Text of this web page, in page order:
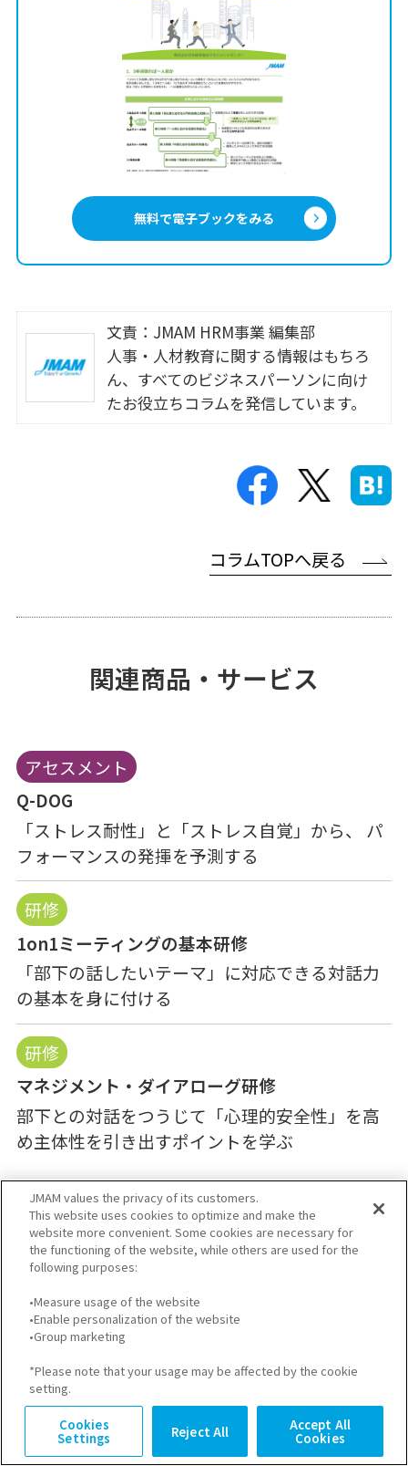
無料で電子ブックをみる
文責：JMAM HRM事業 編集部
人事・人材教育に関する情報はもちろ
ん、すべてのビジネスパーソンに向け
たお役立ちコラムを発信しています。
コラムTOPへ戻る
関連商品・サービス
Q-DOG
「ストレス耐性」と「ストレス自覚」から、 パ
フォーマンスの発揮を予測する
アセスメント
1on1ミーティングの基本研修
「部下の話したいテーマ」に対応できる対話力
の基本を身に付ける
研修
マネジメント・ダイアローグ研修
部下との対話をつうじて「心理的安全性」を高
め主体性を引き出すポイントを学ぶ
研修
あわせて読みたい
因や取り組むべき対策を徹底解
説
入社3年以内の新入社員の離職率
JMAM values the privacy of its customers.
This website uses cookies to optimize and make the
website more convenient. Some cookies are necessary for
the functioning of the website, while others are used for the
following purposes:
•Measure usage of the website
•Enable personalization of the website
•Group marketing
*Please note that your usage may be affected by the cookie
setting.
Cookies
Settings Reject All Accept All
Cookies